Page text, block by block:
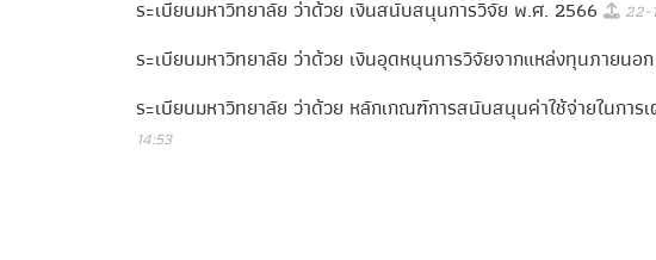
ระเบียบมหาวิทยาลัย ว่าด้วย เงินสนับสนุนการวิจัย พ.ศ. 2566 22-
ระเบียบมหาวิทยาลัย ว่าด้วย เงินอุดหนุนการวิจัยจากแหล่งทุนภายน
ระเบียบมหาวิทยาลัย ว่าด้วย หลักเกณฑ์การสนับสนุนค่าใช้จ่ายในกา
14:53